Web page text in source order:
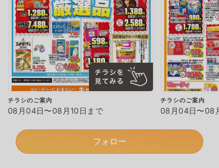
チラシのご案内
08月04日〜08月10日まで
チラシのご案内
08月04日〜08
フォロー